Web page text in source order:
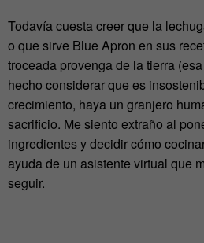
Todavía cuesta creer que la
o que sirve Blue Apron en sus
troceada provenga de la tierra
hecho considerar que es
crecimiento, haya un granjero
sacrificio. Me siento extraño al
ingredientes y decidir cómo
ayuda de un asistente virtual que
seguir.